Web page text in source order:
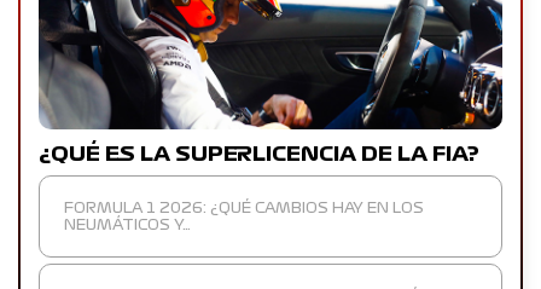
¿QUÉ ES LA SUPERLICENCIA DE LA FIA?
FORMULA 1 2026: ¿QUÉ CAMBIOS HAY EN LOS
NEUMÁTICOS Y…